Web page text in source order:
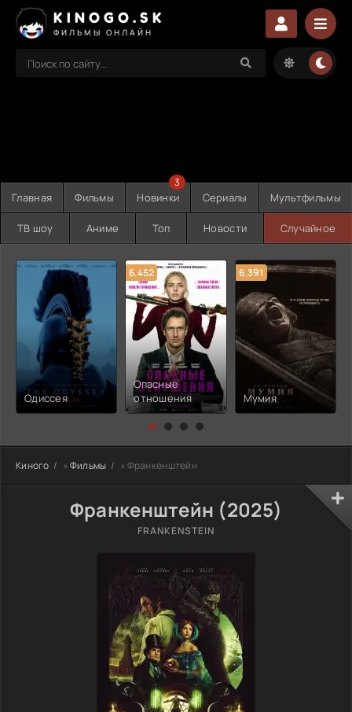
KINOGO.SK
ФИЛЬМЫ ОНЛАЙН
Главная Фильмы Новинки
3
Сериалы Мультфильмы
ТВ шоу Аниме Топ Новости Случайное
Одиссея
6.452
Опасные
отношения
6.391
Мумия
Киного » Фильмы » Франкенштейн
Франкенштейн (2025)
FRANKENSTEIN